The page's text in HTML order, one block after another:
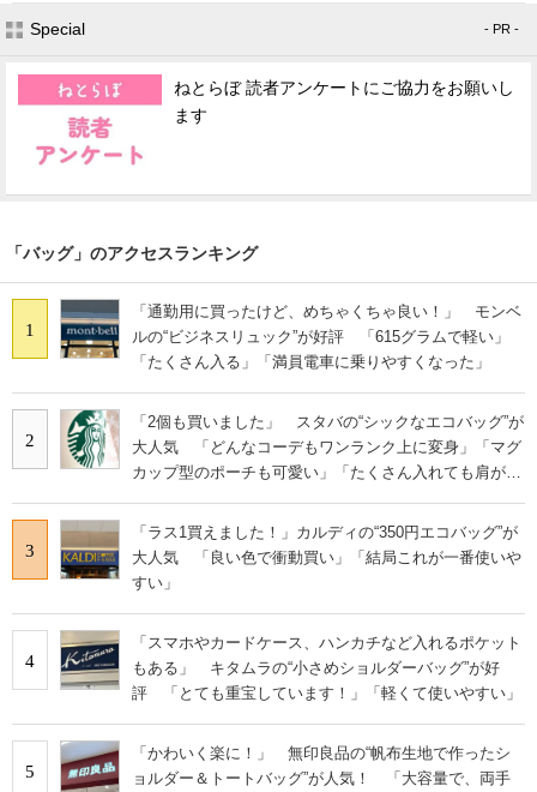
Special - PR -
ねとらぼ 読者アンケートにご協力をお願いし
ます
「バッグ」のアクセスランキング
1
「通勤用に買ったけど、めちゃくちゃ良い！」 モンベ
ルの“ビジネスリュック”が好評 「615グラムで軽い」
「たくさん入る」「満員電車に乗りやすくなった」
2
「2個も買いました」 スタバの“シックなエコバッグ”が
大人気 「どんなコーデもワンランク上に変身」「マグ
カップ型のポーチも可愛い」「たくさん入れても肩が痛
3
「ラス1買えました！」カルディの“350円エコバッグ”が
大人気 「良い色で衝動買い」「結局これが一番使いや
すい」
4
「スマホやカードケース、ハンカチなど入れるポケット
もある」 キタムラの“小さめショルダーバッグ”が好
評 「とても重宝しています！」「軽くて使いやすい」
5
「かわいく楽に！」 無印良品の“帆布生地で作ったシ
ョルダー＆トートバッグ”が人気！ 「大容量で、両手